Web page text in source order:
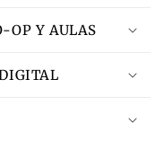
OP Y AULAS